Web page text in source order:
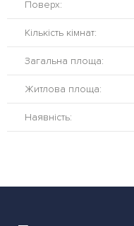
Поверх:
Кількість кімнат:
Загальна площа:
Житлова площа:
Наявність: